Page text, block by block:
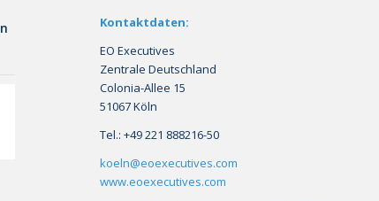
Kontaktdaten:
EO Executives
Zentrale Deutschland
Colonia-Allee 15
51067 Köln
Tel.: +49 221 888216-50
koeln@eoexecutives.com
www.eoexecutives.com